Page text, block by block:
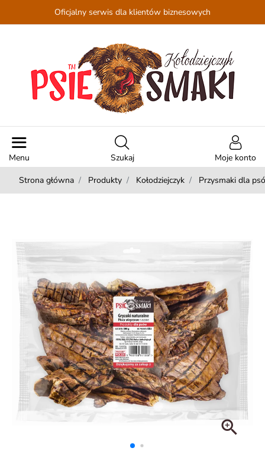
Oficjalny serwis dla klientów biznesowych
Menu Szukaj
Moje konto
Strona główna
Produkty Kołodziejczyk Przysmaki dla
zoom_in